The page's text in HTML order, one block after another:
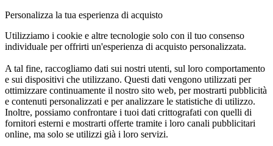
Personalizza la tua esperienza di acquisto
Utilizziamo i cookie e altre tecnologie solo con il tuo consenso
individuale per offrirti un'esperienza di acquisto personalizzata.
A tal fine, raccogliamo dati sui nostri utenti, sul loro comportamento
e sui dispositivi che utilizzano. Questi dati vengono utilizzati per
ottimizzare continuamente il nostro sito web, per mostrarti pubblicità
e contenuti personalizzati e per analizzare le statistiche di utilizzo.
Inoltre, possiamo confrontare i tuoi dati crittografati con quelli di
fornitori esterni e mostrarti offerte tramite i loro canali pubblicitari
online, ma solo se utilizzi già i loro servizi.